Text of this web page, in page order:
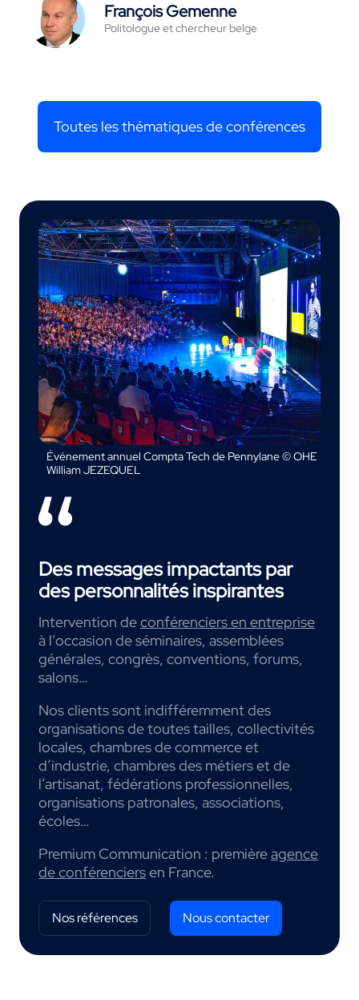
François Gemenne
Politologue et chercheur belge
Toutes les thématiques de conférences
Événement annuel Compta Tech de Pennylane © OHE
William JEZEQUEL
Des messages impactants par
des personnalités inspirantes
Intervention deconférenciers en entreprise
à l’occasion de séminaires, assemblées
générales, congrès, conventions, forums,
salons…
Nos clients sont indifféremment des
organisations de toutes tailles, collectivités
locales, chambres de commerce et
d’industrie, chambres des métiers et de
l’artisanat, fédérations professionnelles,
organisations patronales, associations,
écoles…
Premium Communication : premièreagence
de conférenciersen France.
Nos références Nous contacter